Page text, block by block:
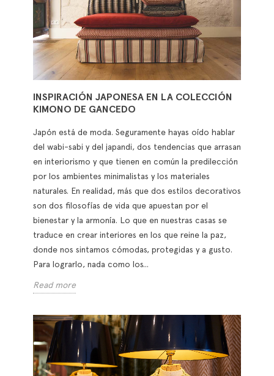
INSPIRACIÓN JAPONESA EN LA COLECCIÓN
KIMONO DE GANCEDO
Japón está de moda. Seguramente hayas oído hablar
del wabi-sabi y del japandi, dos tendencias que arrasan
en interiorismo y que tienen en común la predilección
por los ambientes minimalistas y los materiales
naturales. En realidad, más que dos estilos decorativos
son dos filosofías de vida que apuestan por el
bienestar y la armonía. Lo que en nuestras casas se
traduce en crear interiores en los que reine la paz,
donde nos sintamos cómodas, protegidas y a gusto.
Para lograrlo, nada como los...
Read more